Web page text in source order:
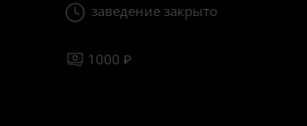
заведение закрыто
1000 ₽